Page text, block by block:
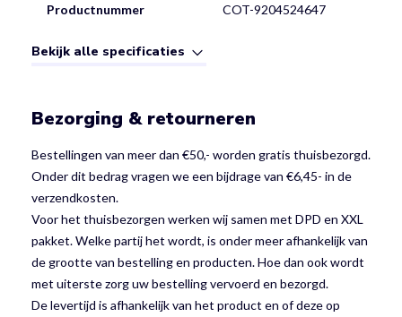
Productnummer COT-9204524647
Bekijk alle specificaties
Bezorging & retourneren
Bestellingen van meer dan €50,- worden gratis thuisbezorgd.
Onder dit bedrag vragen we een bijdrage van €6,45- in de
verzendkosten.
Voor het thuisbezorgen werken wij samen met DPD en XXL
pakket. Welke partij het wordt, is onder meer afhankelijk van
de grootte van bestelling en producten. Hoe dan ook wordt
met uiterste zorg uw bestelling vervoerd en bezorgd.
De levertijd is afhankelijk van het product en of deze op